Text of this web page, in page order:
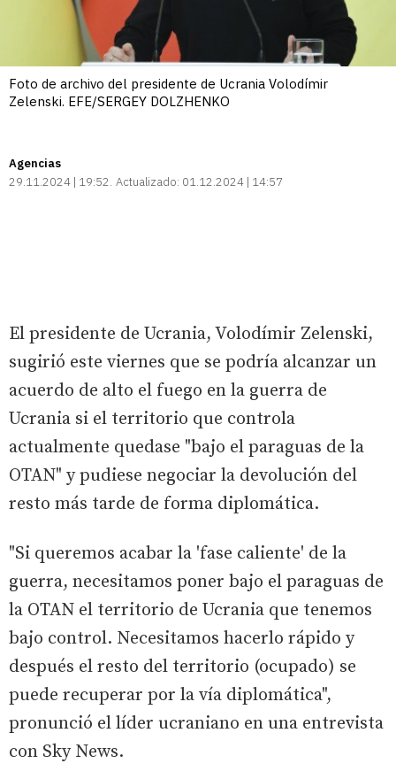
Foto de archivo del presidente de Ucrania Volodímir
Zelenski. EFE/SERGEY DOLZHENKO
Agencias
29.11.2024 | 19:52 Actualizado: 01.12.2024 | 14:57
El presidente de Ucrania, Volodímir Zelenski,
sugirió este viernes que se podría alcanzar un
acuerdo de alto el fuego en la guerra de
Ucrania si el territorio que controla
actualmente quedase "bajo el paraguas de la
OTAN" y pudiese negociar la devolución del
resto más tarde de forma diplomática.
"Si queremos acabar la 'fase caliente' de la
guerra, necesitamos poner bajo el paraguas de
la OTAN el territorio de Ucrania que tenemos
bajo control. Necesitamos hacerlo rápido y
después el resto del territorio (ocupado) se
puede recuperar por la vía diplomática",
pronunció el líder ucraniano en una entrevista
con Sky News.